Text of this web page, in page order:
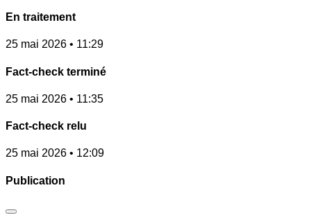
En traitement
25 mai 2026 • 11:29
Fact-check terminé
25 mai 2026 • 11:35
Fact-check relu
25 mai 2026 • 12:09
Publication